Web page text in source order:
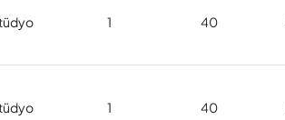
1 40
1 40